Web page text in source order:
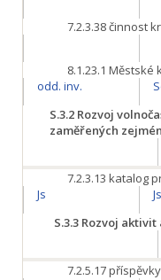
7.2.3.38činnost
8.1.23.1 Městské
odd. inv.
S.3.2 Rozvoj
zaměřených
7.2.3.13 katalog
Js
Js
S.3.3 Rozvoj aktivit
7.2.5.17